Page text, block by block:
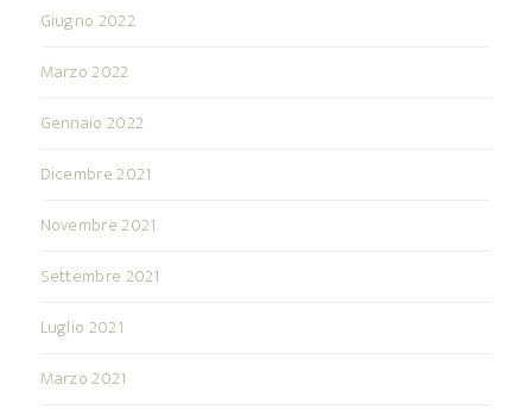
Giugno 2022
Marzo 2022
Gennaio 2022
Dicembre 2021
Novembre 2021
Settembre 2021
Luglio 2021
Marzo 2021